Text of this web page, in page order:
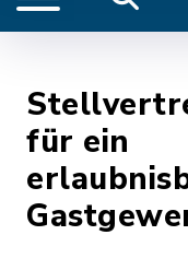
für ein